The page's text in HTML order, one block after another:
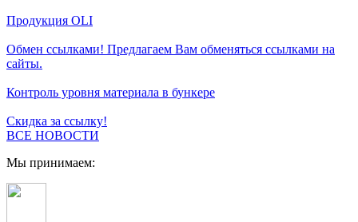
Продукция OLI
Обмен ссылками! Предлагаем Вам обменяться ссылками на
сайты.
Контроль уровня материала в бункере
Скидка за ссылку!
ВСЕ НОВОСТИ
Мы принимаем: